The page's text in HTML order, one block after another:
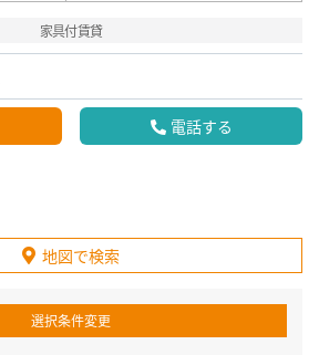
家具付賃貸
電話する
地図で検索
選択条件変更